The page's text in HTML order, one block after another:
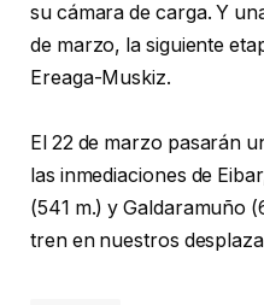
su cámara de carga. Y
de marzo, la siguiente
Ereaga-Muskiz.
El 22 de marzo pasarán
las inmediaciones de
(541 m.) y Galdaramuño
tren en nuestros